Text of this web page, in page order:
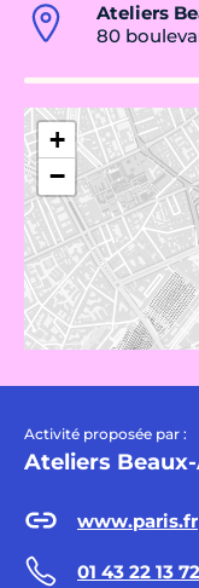
Ateliers
80
+
−
Activité proposée par :
Ateliers
www.paris.fr
01 43 22 13 72